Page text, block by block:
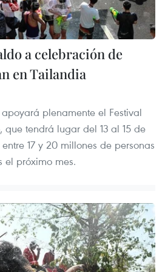
a celebración de
en Tailandia
plenamente el Festival
que tendrá lugar del 13 al 15 de
17 y 20 millones de personas
próximo mes.